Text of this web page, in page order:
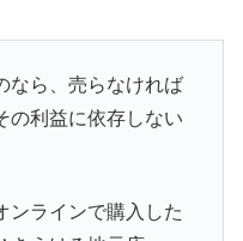
なら、売らなければ
の利益に依存しない
ンラインで購入した